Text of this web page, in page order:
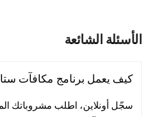
الأسئلة الشائعة
كيف يعمل برنامج مكافآت
سجّل أونلاين، اطلب مشروباتك